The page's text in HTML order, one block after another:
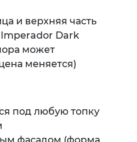
и верхняя часть
Dark
может
меняется)
под любую топку